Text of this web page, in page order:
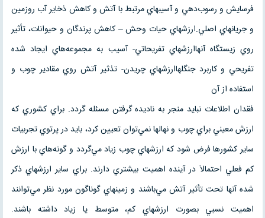
فرسايش و رسوب‌دهي و آسيبهاي مرتبط با آتش و كاهش ذخاير آب روزمين
و جريانهاي اصلي.ارزشهاي حيات وحش – كاهش پرندگان و حيوانات، تأثير
روي زيستگاه آنهاارزشهاي تفريحاتي- آسيب به مجموعه‌هاي ايجاد شده
تفريحي و كاربرد جنگلهاارزشهاي چريدن- تذثير آتش روي مقادير چوب و
استفاده از آن
فقدان اطلاعات نبايد منجر به ناديده گرفتن مسئله گردد. براي كشوري كه
ارزش معيني براي چوب و نهالها نمي‌توان تعيين كرد، بايد در پرتوي تجربيات
ساير كشورها فرض شود كه ارزشهاي چوب زياد مي‌گردد و گونه‌هاي با ارزش
كم فعلي احتمالاَ در آينده اهميت بيشتري دارند. براي ساير ارزشهاي ذكر
شده آنها تحت تأثير آتش مي‌باشند و زمينهاي گوناگون مورد نظر مي‌توانند
اهميت نسبي بصورت ارزشهاي كم، متوسط يا زياد داشته باشند.